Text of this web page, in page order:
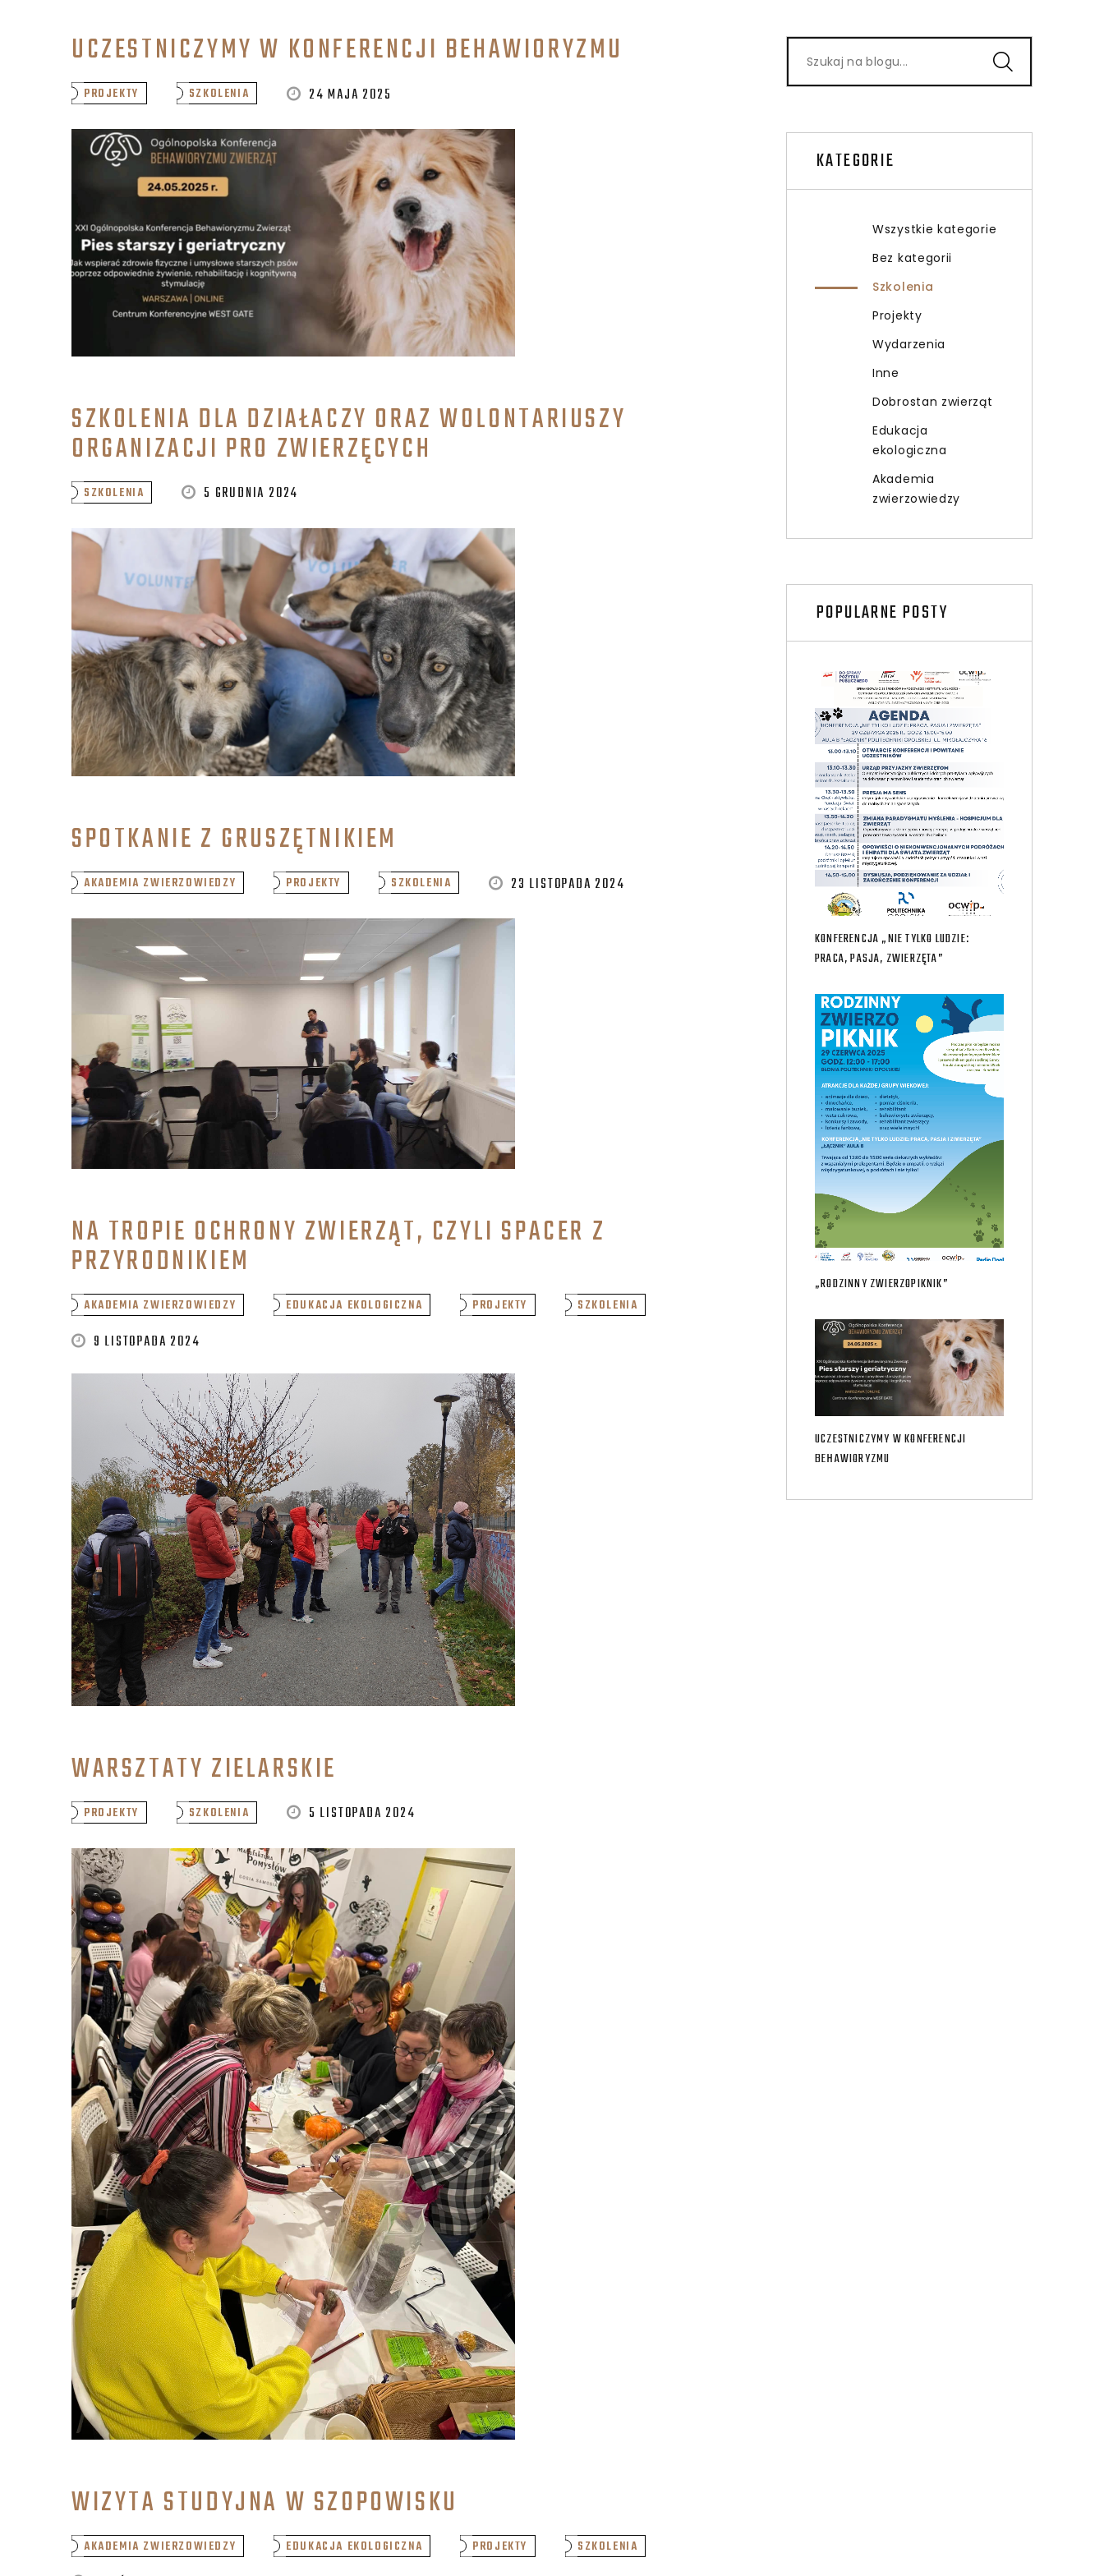
UCZESTNICZYMY W KONFERENCJI BEHAWIORYZMU
PROJEKTY SZKOLENIA 24 MAJA 2025
SZKOLENIA DLA DZIAŁACZY ORAZ WOLONTARIUSZY
ORGANIZACJI PRO ZWIERZĘCYCH
SZKOLENIA 5 GRUDNIA 2024
SPOTKANIE Z GRUSZĘTNIKIEM
AKADEMIA ZWIERZOWIEDZY PROJEKTY SZKOLENIA 23 LISTOPADA 2024
NA TROPIE OCHRONY ZWIERZĄT, CZYLI SPACER Z
PRZYRODNIKIEM
AKADEMIA ZWIERZOWIEDZY EDUKACJA EKOLOGICZNA PROJEKTY SZKOLENIA
9 LISTOPADA 2024
WARSZTATY ZIELARSKIE
PROJEKTY SZKOLENIA 5 LISTOPADA 2024
WIZYTA STUDYJNA W SZOPOWISKU
AKADEMIA ZWIERZOWIEDZY EDUKACJA EKOLOGICZNA PROJEKTY SZKOLENIA
KATEGORIE
Wszystkie kategorie
Bez kategorii
Szkolenia
Projekty
Wydarzenia
Inne
Dobrostan zwierząt
Edukacja
ekologiczna
Akademia
zwierzowiedzy
POPULARNE POSTY
KONFERENCJA „NIE TYLKO LUDZIE:
PRACA, PASJA, ZWIERZĘTA”
„RODZINNY ZWIERZOPIKNIK”
UCZESTNICZYMY W KONFERENCJI
BEHAWIORYZMU